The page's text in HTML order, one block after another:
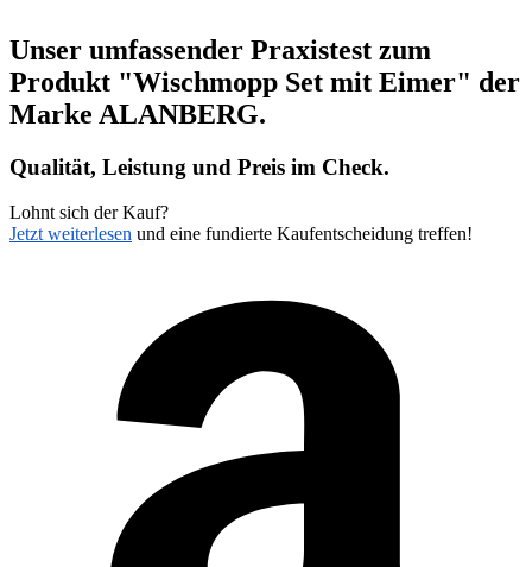
Unser umfassender Praxistest zum
Produkt "Wischmopp Set mit Eimer" der
Marke ALANBERG.
Qualität, Leistung und Preis im Check.
Lohnt sich der Kauf?
Jetzt weiterlesen und eine fundierte Kaufentscheidung treffen!